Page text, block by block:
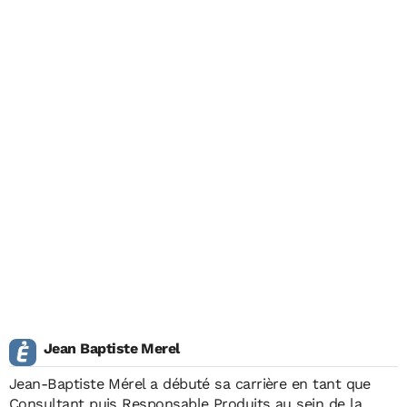
Jean Baptiste Merel
Jean-Baptiste Mérel a débuté sa carrière en tant que